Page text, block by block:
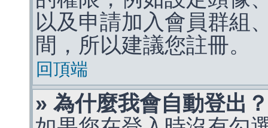
以及申請加入會員群組
間，所以建議您註冊。
回頂端
» 為什麼我會自動登出？